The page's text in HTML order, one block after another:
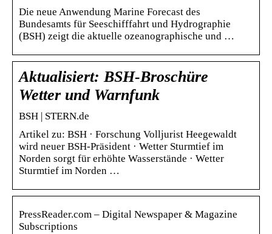
Die neue Anwendung Marine Forecast des
Bundesamts für Seeschifffahrt und Hydrographie
(BSH) zeigt die aktuelle ozeanographische und …
Aktualisiert: BSH-Broschüre
Wetter und Warnfunk
BSH | STERN.de
Artikel zu: BSH · Forschung Volljurist Heegewaldt
wird neuer BSH-Präsident · Wetter Sturmtief im
Norden sorgt für erhöhte Wasserstände · Wetter
Sturmtief im Norden …
PressReader.com – Digital Newspaper & Magazine
Subscriptions